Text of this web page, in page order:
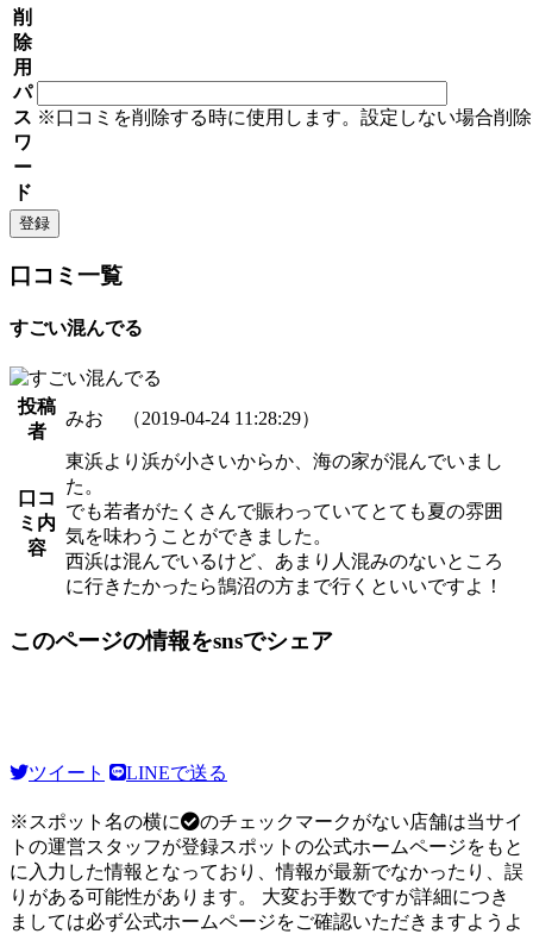
削
除
用
パ
ス
ワ
ー
ド
※口コミを削除する時に使用します。設定しない場合削
口コミ一覧
すごい混んでる
投稿
者
みお （2019-04-24 11:28:29）
口コ
ミ内
容
東浜より浜が小さいからか、海の家が混んでいまし
た。
でも若者がたくさんで賑わっていてとても夏の雰囲
気を味わうことができました。
西浜は混んでいるけど、あまり人混みのないところ
に行きたかったら鵠沼の方まで行くといいですよ！
このページの情報をsnsでシェア
ツイート LINEで送る
※スポット名の横に
のチェックマークがない店舗は当サイ
トの運営スタッフが登録スポットの公式ホームページをもと
に入力した情報となっており、情報が最新でなかったり、誤
りがある可能性があります。 大変お手数ですが詳細につき
ましては必ず公式ホームページをご確認いただきますようよ